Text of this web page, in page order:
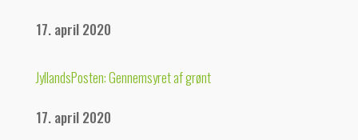
17. april 2020
JyllandsPosten: Gennemsyret af grønt
17. april 2020